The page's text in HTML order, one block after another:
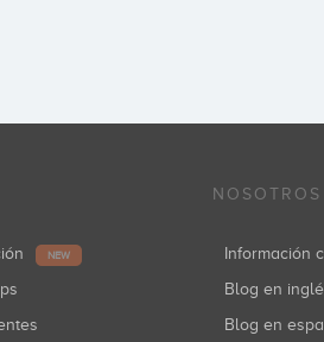
NEW
NOSOTROS
Información
Blog en
Blog en